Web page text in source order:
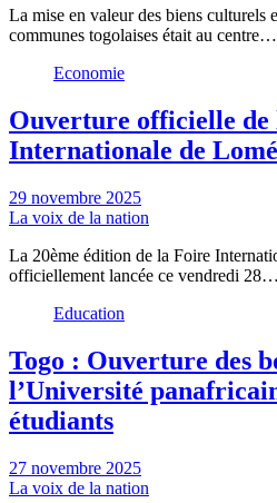
La mise en valeur des biens culturels
communes togolaises était au centre…
Economie
Ouverture officielle de
Internationale de Lomé
29 novembre 2025
La voix de la nation
La 20ème édition de la Foire
officiellement lancée ce vendredi 28…
Education
Togo : Ouverture des
l’Université
étudiants
27 novembre 2025
La voix de la nation